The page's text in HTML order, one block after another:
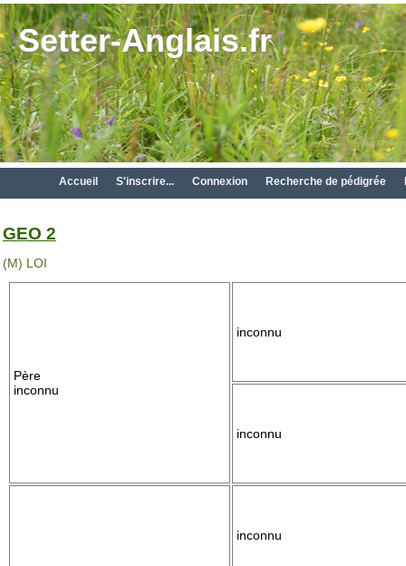
Setter-Anglais.fr
Accueil S'inscrire... Connexion Recherche de pédigrée
GEO 2
(M) LOI
Père
inconnu
inconnu
inconnu
inconnu